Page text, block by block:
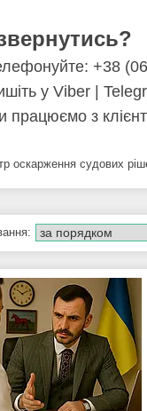
+38
у Viber |
працюємо з
оскарження судових